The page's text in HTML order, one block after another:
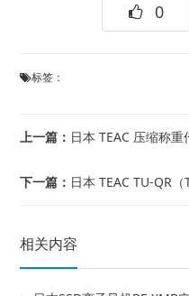
0
标签：
上一篇： 日本 TEAC 压缩称
下一篇： 日本 TEAC TU-QR
相关内容